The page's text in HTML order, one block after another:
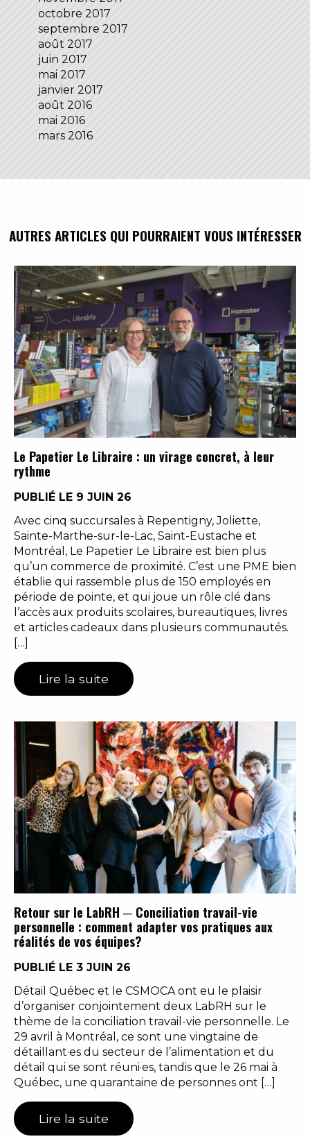
octobre 2017
septembre 2017
août 2017
juin 2017
mai 2017
janvier 2017
août 2016
mai 2016
mars 2016
AUTRES ARTICLES QUI POURRAIENT VOUS INTÉRESSER
Le Papetier Le Libraire : un virage concret, à leur
rythme
PUBLIÉ LE 9 JUIN 26
Avec cinq succursales à Repentigny, Joliette,
Sainte-Marthe-sur-le-Lac, Saint-Eustache et
Montréal, Le Papetier Le Libraire est bien plus
qu’un commerce de proximité. C’est une PME bien
établie qui rassemble plus de 150 employés en
période de pointe, et qui joue un rôle clé dans
l’accès aux produits scolaires, bureautiques, livres
et articles cadeaux dans plusieurs communautés.
[…]
Lire la suite
Retour sur le LabRH ─ Conciliation travail-vie
personnelle : comment adapter vos pratiques aux
réalités de vos équipes?
PUBLIÉ LE 3 JUIN 26
Détail Québec et le CSMOCA ont eu le plaisir
d’organiser conjointement deux LabRH sur le
thème de la conciliation travail-vie personnelle. Le
29 avril à Montréal, ce sont une vingtaine de
détaillant·es du secteur de l’alimentation et du
détail qui se sont réuni·es, tandis que le 26 mai à
Québec, une quarantaine de personnes ont […]
Lire la suite